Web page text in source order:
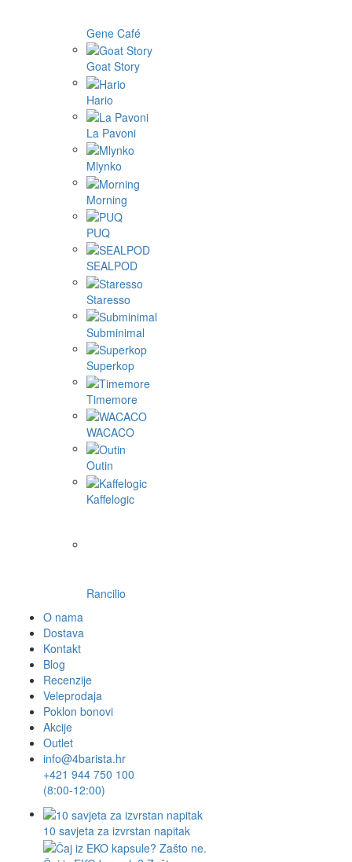
Gene Café
Goat Story
Hario
La Pavoni
Mlynko
Morning
PUQ
SEALPOD
Staresso
Subminimal
Superkop
Timemore
WACACO
Outin
Kaffelogic
Rancilio
O nama
Dostava
Kontakt
Blog
Recenzije
Veleprodaja
Poklon bonovi
Akcije
Outlet
info@4barista.hr
+421 944 750 100
(8:00-12:00)
10 savjeta za izvrstan napitak